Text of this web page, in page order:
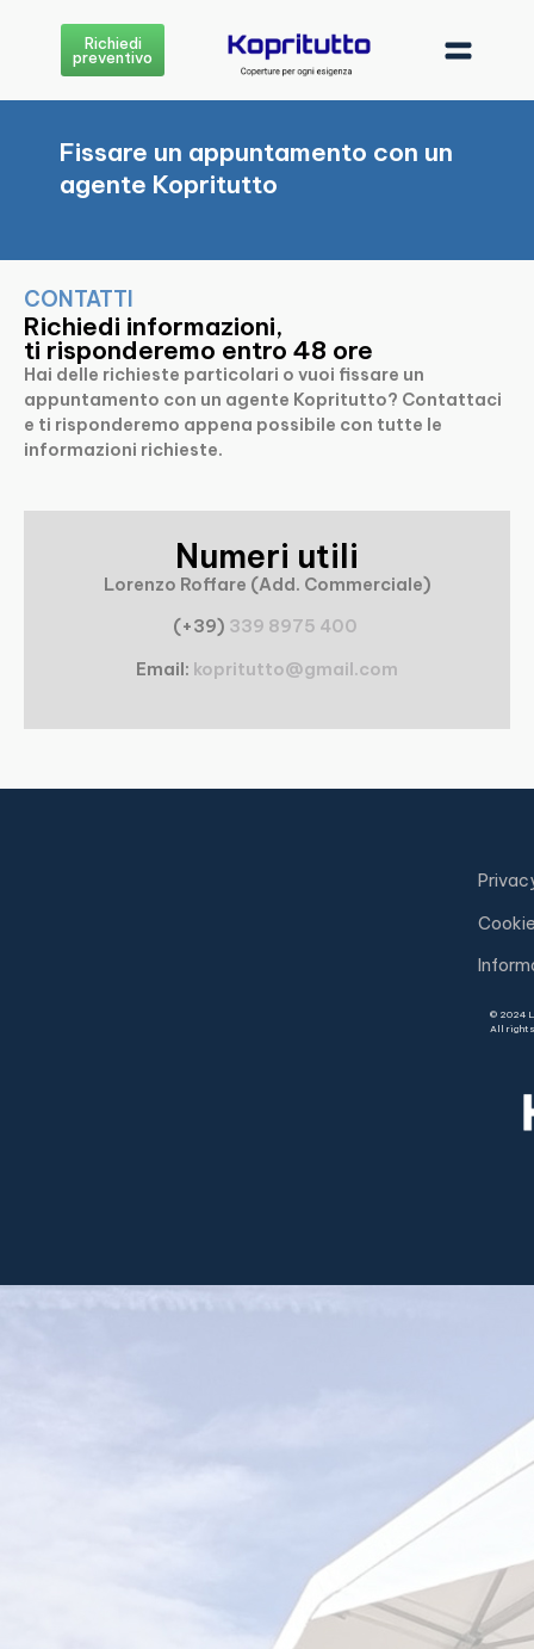
Richiedi
preventivo
Fissare un appuntamento con un
agente Kopritutto
CONTATTI
Richiedi informazioni,
ti risponderemo entro 48 ore
Hai delle richieste particolari o vuoi fissare un
appuntamento con un agente Kopritutto? Contattaci
e ti risponderemo appena possibile con tutte le
informazioni richieste.
Numeri utili
Lorenzo Roffare (Add. Commerciale)
(+39) 339 8975 400
Email: kopritutto@gmail.com
© 2024
All